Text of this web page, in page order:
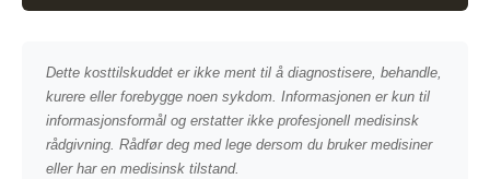
Dette kosttilskuddet er ikke ment til å diagnostisere, behandle,
kurere eller forebygge noen sykdom. Informasjonen er kun til
informasjonsformål og erstatter ikke profesjonell medisinsk
rådgivning. Rådfør deg med lege dersom du bruker medisiner
eller har en medisinsk tilstand.